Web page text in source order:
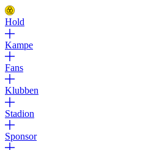
Hold
Kampe
Fans
Klubben
Stadion
Sponsor